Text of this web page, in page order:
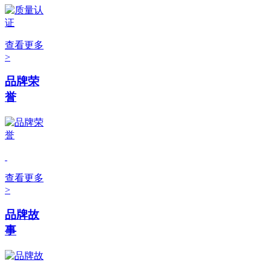
查看更多
>
品牌荣
誉
查看更多
>
品牌故
事